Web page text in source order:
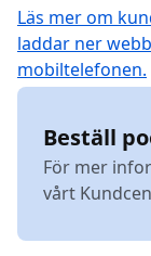
Läs mer om
laddar ner
mobiltelefonen.
Beställ
För mer
vårt